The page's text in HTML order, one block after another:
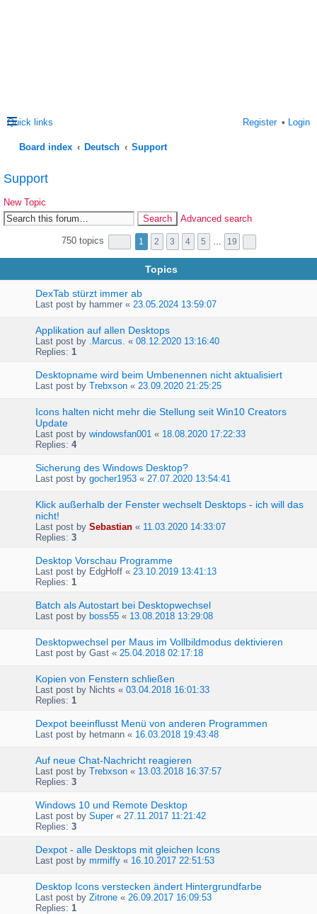
Quick links Login
Register
Board index Deutsch
Support
Support
New Topic
Search
Advanced search
750 topics 1 2 3 4 5 … 19
Topics
DexTab stürzt immer ab
Last post by hammer « 23.05.2024 13:59:07
Applikation auf allen Desktops
Last post by .Marcus. « 08.12.2020 13:16:40
Replies: 1
Desktopname wird beim Umbenennen nicht aktualisiert
Last post by Trebxson « 23.09.2020 21:25:25
Icons halten nicht mehr die Stellung seit Win10 Creators
Update
Last post by windowsfan001 « 18.08.2020 17:22:33
Replies: 4
Sicherung des Windows Desktop?
Last post by gocher1953 « 27.07.2020 13:54:41
Klick außerhalb der Fenster wechselt Desktops - ich will das
nicht!
Last post by Sebastian « 11.03.2020 14:33:07
Replies: 3
Desktop Vorschau Programme
Last post by EdgHoff « 23.10.2019 13:41:13
Replies: 1
Batch als Autostart bei Desktopwechsel
Last post by boss55 « 13.08.2018 13:29:08
Desktopwechsel per Maus im Vollbildmodus dektivieren
Last post by Gast « 25.04.2018 02:17:18
Kopien von Fenstern schließen
Last post by Nichts « 03.04.2018 16:01:33
Replies: 1
Dexpot beeinflusst Menü von anderen Programmen
Last post by hetmann « 16.03.2018 19:43:48
Auf neue Chat-Nachricht reagieren
Last post by Trebxson « 13.03.2018 16:37:57
Replies: 3
Windows 10 und Remote Desktop
Last post by Super« 27.11.2017 11:21:42
Replies: 3
Dexpot - alle Desktops mit gleichen Icons
Last post by mrmiffy « 16.10.2017 22:51:53
Desktop Icons verstecken ändert Hintergrundfarbe
Last post by Zitrone « 26.09.2017 16:09:53
Replies: 1